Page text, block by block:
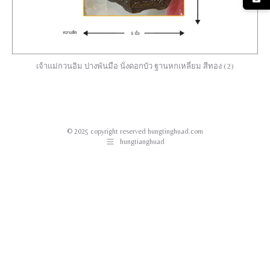
เจ้าแม่กวนอิม ปางพันมือ นั่งดอกบัว ฐานหกเหลี่ยม สีทอง (2)
© 2025 copyright reserved hungtinghuad.com
hungtianghuad